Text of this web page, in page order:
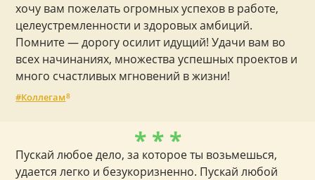
хочу вам пожелать огромных успехов в работе,
целеустремленности и здоровых амбиций.
Помните — дорогу осилит идущий! Удачи вам во
всех начинаниях, множества успешных проектов и
много счастливых мгновений в жизни!
Коллегам8
* * *
Пускай любое дело, за которое ты возьмешься,
удается легко и безукоризненно. Пускай любой